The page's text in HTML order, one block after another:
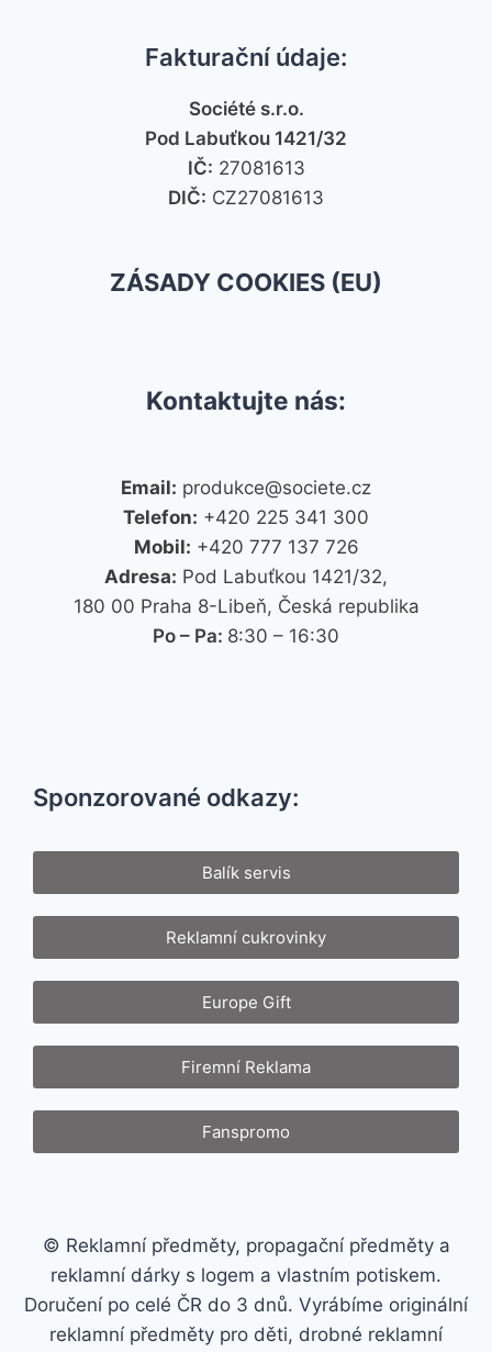
Fakturační údaje:
Société s.r.o.
Pod Labuťkou 1421/32
IČ: 27081613
DIČ: CZ27081613
ZÁSADY COOKIES (EU)
Kontaktujte nás:
Email: produkce@societe.cz
Telefon: +420 225 341 300
Mobil: +420 777 137 726
Adresa: Pod Labuťkou 1421/32,
180 00 Praha 8-Libeň, Česká republika
Po – Pa: 8:30 – 16:30
Sponzorované odkazy:
Balík servis
Reklamní cukrovinky
Europe Gift
Firemní Reklama
Fanspromo
© Reklamní předměty, propagační předměty a
reklamní dárky s logem a vlastním potiskem.
Doručení po celé ČR do 3 dnů. Vyrábíme originální
reklamní předměty pro děti, drobné reklamní